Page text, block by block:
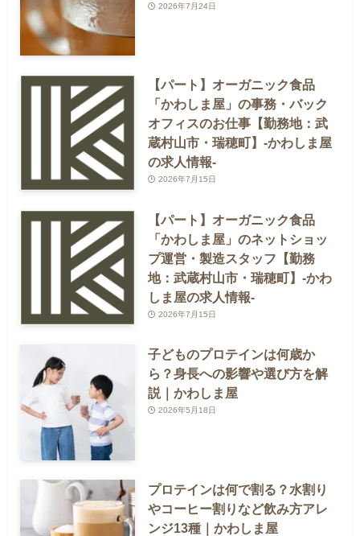
2026年7月24日
【パート】オーガニック食品
「かわしま屋」の事務・バック
オフィスのお仕事【勤務地：武
蔵村山市・瑞穂町】-かわしま屋
の求人情報-
2026年7月15日
【パート】オーガニック食品
「かわしま屋」のネットショッ
プ運営・製造スタッフ【勤務
地：武蔵村山市・瑞穂町】-かわ
しま屋の求人情報-
2026年7月15日
子どものプロテインは何歳か
ら？身長への影響や選び方を解
説｜かわしま屋
2026年5月18日
プロテインは何で割る？水割り
やコーヒー割りなど飲み方アレ
ンジ13種｜かわしま屋